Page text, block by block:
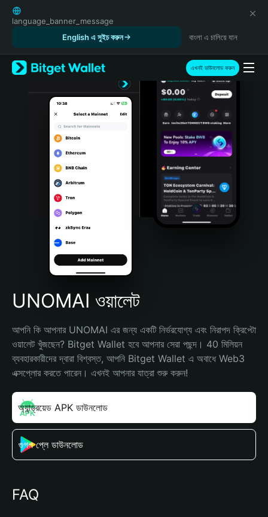
English
日本語
Русский
Español (Latinoamérica)
Türkçe
Português (Portugal)
Bahasa Indonesia
Português (Brasil)
Español (Argentina)
language_banner_message
English এ সুইচ করুন
বাংলা এ চালিয়ে যান
এখনই ডাউনলোড করুন
UNOMAI ওয়ালেট
আপনি কি আপনার UNOMAI এর জন্য একটি নির্ভরযোগ্য এবং নিরাপদ ক্রিপ্টো
ওয়ালেট খুঁজছেন? Bitget Wallet হবে আপনার সেরা পছন্দ। 40 মিলিয়ন
ব্যবহারকারীদের দ্বারা বিশ্বস্ত, আপনি Bitget Wallet এ অবাধে Web3
এক্সপ্লোর করতে পারেন। এখনই আপনার যাত্রা শুরু করুন!
অ্যান্ড্রয়েড APK ডাউনলোড
গুগল প্লে ডাউনলোড
FAQ